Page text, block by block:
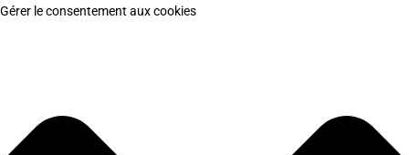
Gérer le consentement aux cookies